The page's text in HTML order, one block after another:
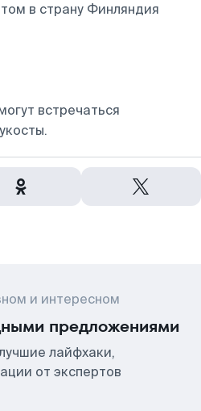
в страну Финляндия
встречаться
и интересном
предложениями
лайфхаки,
от экспертов